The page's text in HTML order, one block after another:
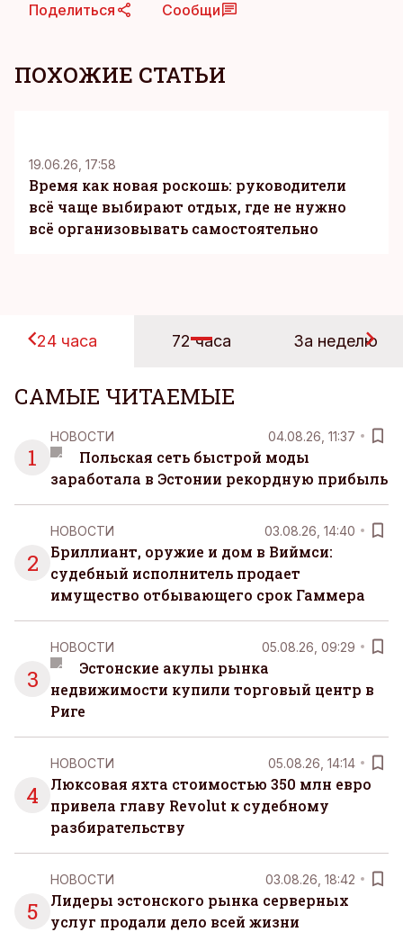
Поделиться Сообщи
ПОХОЖИЕ СТАТЬИ
19.06.26, 17:58
Время как новая роскошь: руководители
всё чаще выбирают отдых, где не нужно
всё организовывать самостоятельно
24 часа 72 часа За неделю
САМЫЕ ЧИТАЕМЫЕ
1
НОВОСТИ 04.08.26, 11:37
Польская сеть быстрой моды
заработала в Эстонии рекордную прибыль
2
НОВОСТИ 03.08.26, 14:40
Бриллиант, оружие и дом в Виймси:
судебный исполнитель продает
имущество отбывающего срок Гаммера
3
НОВОСТИ 05.08.26, 09:29
Эстонские акулы рынка
недвижимости купили торговый центр в
Риге
4
НОВОСТИ 05.08.26, 14:14
Люксовая яхта стоимостью 350 млн евро
привела главу Revolut к судебному
разбирательству
5
НОВОСТИ 03.08.26, 18:42
Лидеры эстонского рынка серверных
услуг продали дело всей жизни